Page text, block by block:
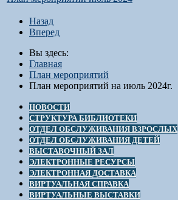
Назад
Вперед
Вы здесь:
Главная
План мероприятий
План мероприятий на июль 2024г.
НОВОСТИ
СТРУКТУРА БИБЛИОТЕКИ
ОТДЕЛ ОБСЛУЖИВАНИЯ ВЗРОСЛЫХ
ОТДЕЛ ОБСЛУЖИВАНИЯ ДЕТЕЙ
ВЫСТАВОЧНЫЙ ЗАЛ
ЭЛЕКТРОННЫЕ РЕСУРСЫ
ЭЛЕКТРОННАЯ ДОСТАВКА
ВИРТУАЛЬНАЯ СПРАВКА
ВИРТУАЛЬНЫЕ ВЫСТАВКИ